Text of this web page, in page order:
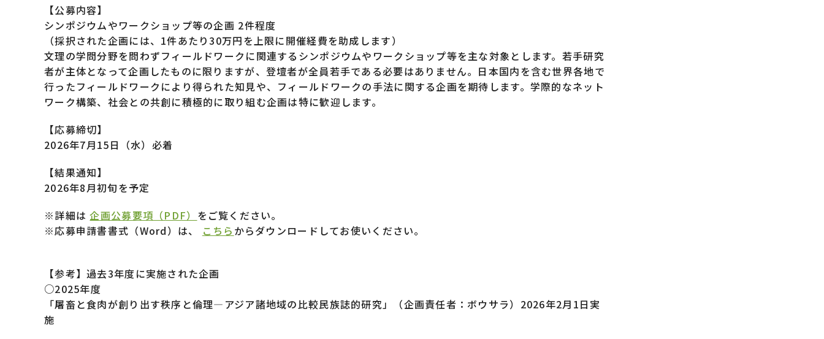
【公募内容】
シンポジウムやワークショップ等の企画 2件程度
（採択された企画には、1件あたり30万円を上限に開催経費を助成します）
文理の学問分野を問わずフィールドワークに関連するシンポジウムやワークショップ等を主な対象とします。若手研究
者が主体となって企画したものに限りますが、登壇者が全員若手である必要はありません。日本国内を含む世界各地で
行ったフィールドワークにより得られた知見や、フィールドワークの手法に関する企画を期待します。学際的なネット
ワーク構築、社会との共創に積極的に取り組む企画は特に歓迎します。
【応募締切】
2026年7月15日（水）必着
【結果通知】
2026年8月初旬を予定
※詳細は 企画公募要項（PDF） をご覧ください。
※応募申請書書式（Word）は、
こちら からダウンロードしてお使いください。
【参考】過去3年度に実施された企画
○2025年度
「屠畜と食肉が創り出す秩序と倫理―アジア諸地域の比較民族誌的研究」（企画責任者：ボウサラ）2026年2月1日実
施